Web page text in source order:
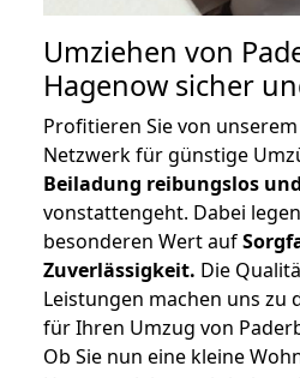
Umziehen von
Hagenow sicher
Profitieren Sie von
Netzwerk für günstige
Beiladung reibungslos
vonstattengeht. Dabei
besonderen Wert auf
Zuverlässigkeit. Die
Leistungen machen uns zu
für Ihren Umzug von
Ob Sie nun eine kleine